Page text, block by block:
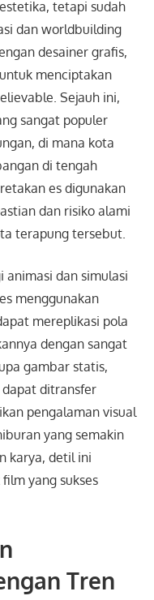
tetapi sudah
dan worldbuilding
desainer grafis,
menciptakan
Sejauh ini,
sangat populer
di mana kota
di tengah
es digunakan
dan risiko alami
terapung tersebut.
dan simulasi
menggunakan
mereplikasi pola
dengan sangat
gambar statis,
ditransfer
pengalaman visual
yang semakin
karya, detil ini
yang sukses
Tren